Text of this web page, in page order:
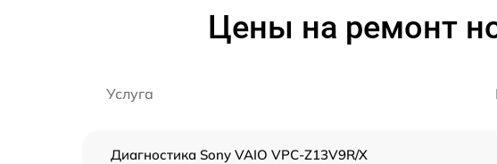
Цены на ремонт
Услуга
Диагностика Sony VAIO VPC-Z13V9R/X